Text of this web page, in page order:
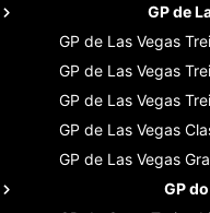
GP de
GP de Las Vegas
GP de Las Vegas
GP de Las Vegas
GP de Las Vegas
GP de Las Vegas
GP